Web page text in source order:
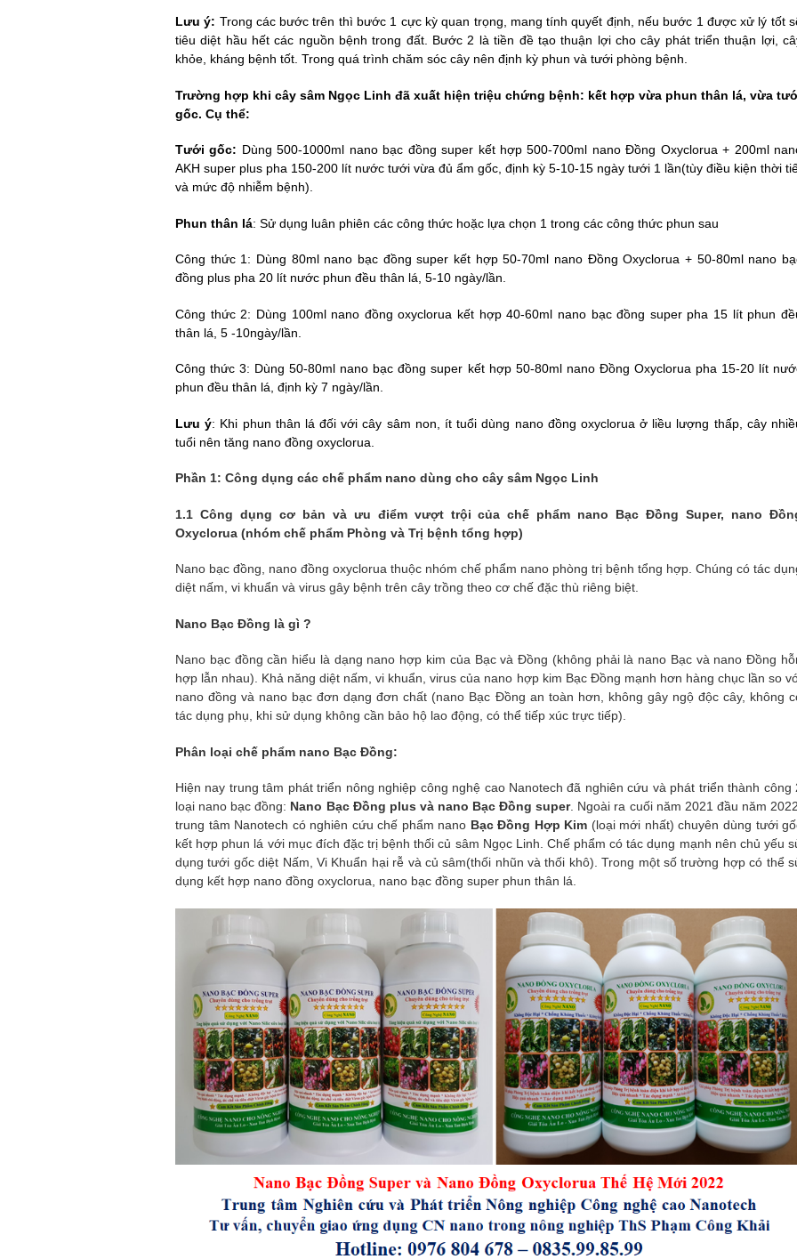
Lưu ý: Trong các bước trên thì bước 1 cực kỳ quan trọng, mang tính quyết định, nếu bước 1được xử lý tốt
tiêu diệt hầu hết các nguồn bệnh trong đất. Bước2 là tiền đề tạo thuận lợi cho cây phát triển thuận lợi,
khỏe, kháng bệnh tốt. Trong quá trình chăm sóc cây nên định kỳ phun và tưới phòng bệnh.
Trường hợp khi cây sâm Ngọc Linh đã xuất hiện triệu chứng bệnh: kết hợp vừa phun thân lá, vừa
gốc. Cụ thể:
Tưới gốc: Dùng 500-1000ml nano bạc đồng super kết hợp 500-700ml nano Đồng Oxyclorua + 200ml
AKH super plus pha 150-200 lít nước tưới vừa đủ ẩm gốc, định kỳ 5-10-15 ngày tưới 1 lần(tùy điều kiện thời
và mức độ nhiễm bệnh).
Phun thân lá: Sử dụng luân phiên các công thức hoặc lựa chọn 1 trong các công thức phun sau
Công thức 1: Dùng 80ml nano bạc đồng super kết hợp 50-70ml nano Đồng Oxyclorua + 50-80ml nano
đồng plus pha 20 lít nước phun đều thân lá, 5-10 ngày/lần.
Công thức 2: Dùng 100ml nano đồng oxyclorua kết hợp 40-60ml nano bạc đồng super pha 15 lít phun
thân lá, 5 -10ngày/lần.
Công thức 3: Dùng50-80ml nano bạc đồng super kết hợp 50-80ml nano Đồng Oxycloruapha 15-20 lít
phun đều thân lá, định kỳ 7 ngày/lần.
Lưu ý: Khi phun thân lá đối với cây sâm non, ít tuổi dùng nano đồng oxyclorua ở liều lượng thấp, cây
tuổi nên tăng nano đồng oxyclorua.
Phần 1: Công dụng các chế phẩm nano dùng cho cây sâm Ngọc Linh
1.1 Công dụng cơ bản và ưu điểm vượt trội của chế phẩm nano Bạc Đồng Super, nano
Oxyclorua (nhóm chế phẩm Phòng và Trị bệnh tổng hợp)
Nano bạc đồng, nano đồng oxyclorua thuộc nhóm chế phẩm nano phòng trị bệnh tổng hợp. Chúng có tác
diệt nấm, vi khuẩn và virus gây bệnh trên cây trồng theo cơ chế đặc thù riêng biệt.
Nano Bạc Đồng là gì ?
Nano bạc đồng cần hiểu là dạng nano hợp kim của Bạc và Đồng (không phải là nano Bạc và nano Đồng
hợp lẫn nhau). Khả năng diệt nấm, vi khuẩn, virus của nano hợp kim Bạc Đồng mạnh hơn hàng chục lần so
nano đồng và nano bạc đơn dạng đơn chất (nano Bạc Đồng an toàn hơn, không gây ngộ độc cây, không
tác dụng phụ, khi sử dụng không cần bảo hộ lao động, có thể tiếp xúc trực tiếp).
Phân loại chế phẩm nano Bạc Đồng:
Hiện nay trung tâm phát triển nông nghiệp công nghệ cao Nanotech đã nghiên cứu và phát triển thành công
loại nano bạc đồng: Nano Bạc Đồng plus và nano Bạc Đồng super. Ngoài ra cuối năm 2021 đầu năm
trung tâm Nanotech có nghiên cứu chế phẩm nano Bạc Đồng Hợp Kim (loại mới nhất) chuyên dùng tưới
kết hợp phun lá với mục đích đặc trị bệnh thối củ sâm Ngọc Linh. Chế phẩm có tác dụng mạnh nên chủ yếu
dụng tưới gốc diệt Nấm, Vi Khuẩn hại rễ và củ sâm(thối nhũn và thối khô). Trong một số trường hợp có thể
dụng kết hợp nano đồng oxyclorua, nano bạc đồng super phun thân lá.